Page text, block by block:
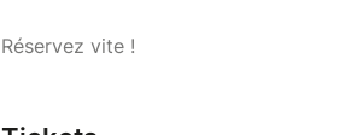
Réservez vite !